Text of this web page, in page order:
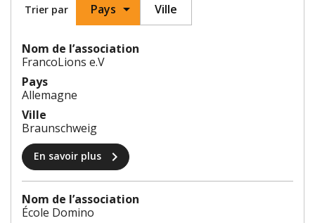
Pays
Trier
par
Ville
Nom de l’association
FrancoLions e.V
Pays
Allemagne
Ville
Braunschweig
En savoir plus chevron_right
Nom de l’association
École Domino